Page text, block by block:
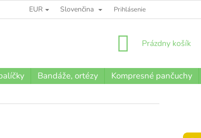
EUR Slovenčina Prihlásenie
NÁKUPNÝ
Prázdny košík
Bandáže, ortézy Kompresné pančuchy